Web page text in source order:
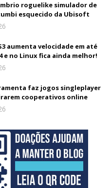
roguelike simulador de
esquecido da Ubisoft
aumenta velocidade em até
e no Linux fica ainda melhor!
faz jogos singleplayer
cooperativos online